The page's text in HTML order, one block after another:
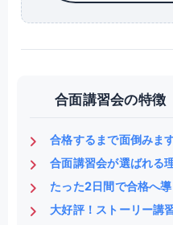
合面講習会の特徴
合格するまで面倒みま
合面講習会が選ばれる
たった2日間で合格へ導
大好評！ストーリー講